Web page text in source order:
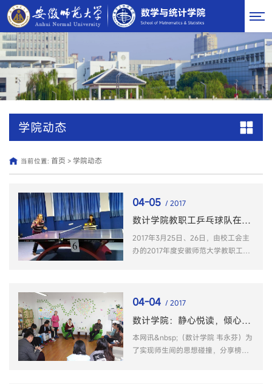
学院动态
当前位置: 首页 > 学院动态
04-05 / 2017
数计学院教职工乒乓球队在学校比赛中荣获二等奖
2017年3月25日、26日，由校工会主
办的2017年度安徽师范大学教职工乒
04-04 / 2017
数计学院：静心悦读，倾心交流
本网讯&nbsp;（数计学院 韦永芬）为
了实现师生间的思想碰撞，分享榜样